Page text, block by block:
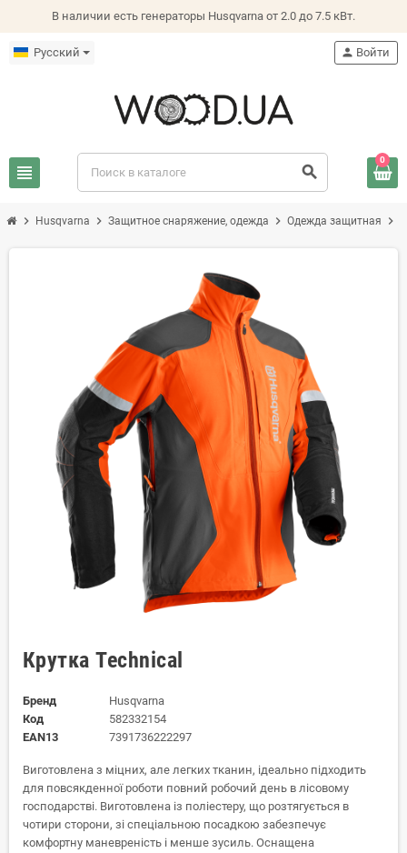
В наличии есть генераторы Husqvarna от 2.0 до 7.5 кВт.
Русский
view_headline search
person Войти
0
chevron_right Husqvarna chevron_right Защитное снаряжение, одежда chevron_right Одежда защитная chevron_right
Крутка Technical
Бренд
Husqvarna
Код
582332154
EAN13
7391736222297
Виготовлена з міцних, але легких тканин, ідеально підходить
для повсякденної роботи повний робочий день в лісовому
господарстві. Виготовлена із поліестеру, що розтягується в
чотири сторони, зі спеціальною посадкою забезпечує
комфортну маневреність і менше зусиль. Оснащена